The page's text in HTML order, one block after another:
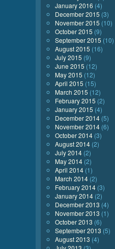
January 2016 (4)
December 2015 (3)
November 2015 (10)
October 2015 (9)
September 2015 (10)
August 2015 (16)
July 2015 (9)
June 2015 (12)
May 2015 (12)
April 2015 (15)
March 2015 (12)
February 2015 (2)
January 2015 (4)
December 2014 (5)
November 2014 (6)
October 2014 (3)
August 2014 (2)
July 2014 (2)
May 2014 (2)
April 2014 (1)
March 2014 (2)
February 2014 (3)
January 2014 (2)
December 2013 (4)
November 2013 (1)
October 2013 (6)
September 2013 (5)
August 2013 (4)